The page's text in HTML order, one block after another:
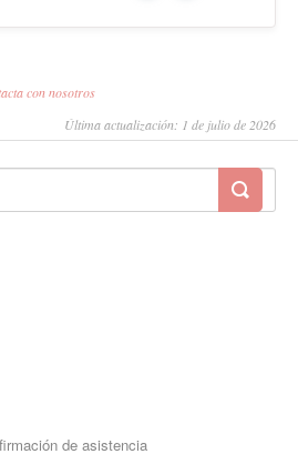
con nosotros
Última actualización: 1 de julio de 2026
de asistencia